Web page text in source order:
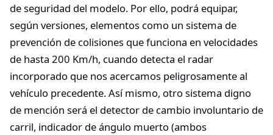
de seguridad del modelo. Por ello, podrá equipar,
según versiones, elementos como un sistema de
prevención de colisiones que funciona en velocidades
de hasta 200 Km/h, cuando detecta el radar
incorporado que nos acercamos peligrosamente al
vehículo precedente. Así mismo, otro sistema digno
de mención será el detector de cambio involuntario de
carril, indicador de ángulo muerto (ambos